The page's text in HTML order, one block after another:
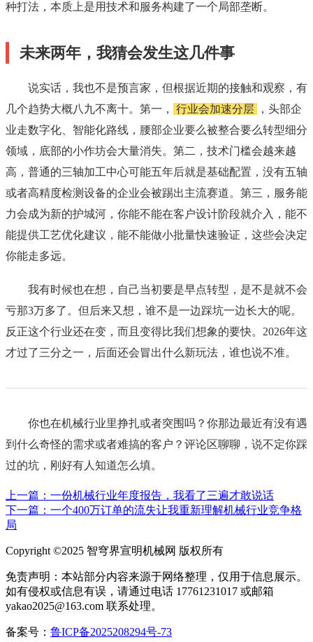
种打法，本质上是用技术和服务构建了一个局部垄断。
未来两年，我猜会发生这几件事
说实话，我也不是预言家，但根据近期的接触和观察，有
几个趋势大概八九不离十。第一，
行业会加速分层
，头部企
业走数字化、智能化路线，腰部企业要么被整合要么转型细分
领域，底部的小作坊会大量消失。第二，技术门槛会越来越
高，普通的三轴加工中心可能五年后就是基础配置，没有五轴
或者高精度检测设备的企业会被踢出主流赛道。第三，服务能
力会成为新的护城河，你能不能在客户设计阶段就介入，能不
能提供工艺优化建议，能不能做小批量快速验证，这些会决定
你能走多远。
我有时候也在想，自己当初要是早点转型，是不是就不会
亏那3万多了。但后来又想，谁不是一边踩坑一边长大的呢。
反正这个行业还在变，而且变得比我们想象的要快。2026年这
才过了三分之一，后面还会冒出什么新玩法，谁也说不准。
你也在机械行业里挣扎或者突围吗？你那边最近有没有遇
到什么奇怪的需求或者难搞的客户？评论区聊聊，说不定你踩
过的坑，刚好有人知道怎么填。
上一篇：一份机械行业年度报告，我看了三遍才敢说话
下一篇：一个400万订单的流失让我重新理解机械行业竞争格
局
Copyright ©2025 智穹界宣明机械网 版权所有
免责声明：本站部分内容来源于网络整理，仅用于信息展示。
如有侵权或信息有误，请通过电话 17761231017 或邮箱
yakao2025@163.com 联系处理。
备案号： 鲁ICP备2025208294号-73